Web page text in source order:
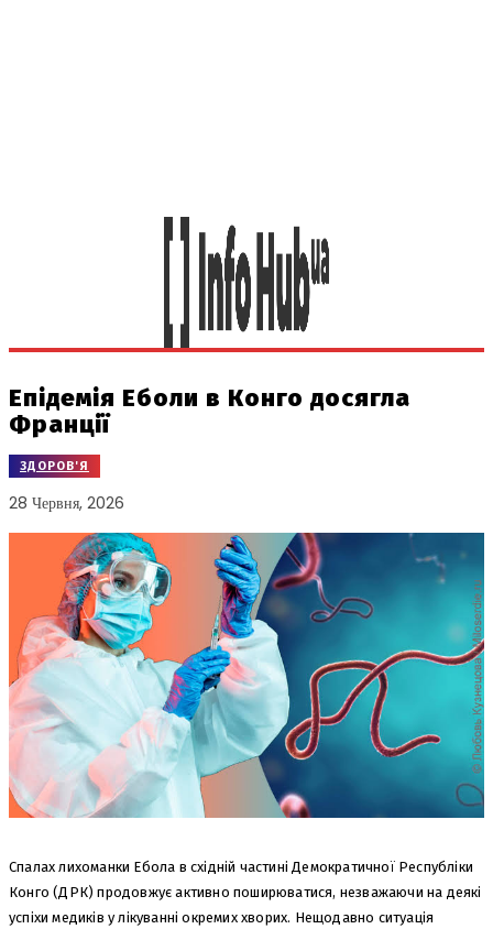
Епідемія Еболи в Конго досягла
Франції
ЗДОРОВ'Я
28 Червня, 2026
Спалах лихоманки Ебола в східній частині Демократичної Республіки
Конго (ДРК) продовжує активно поширюватися, незважаючи на деякі
успіхи медиків у лікуванні окремих хворих. Нещодавно ситуація